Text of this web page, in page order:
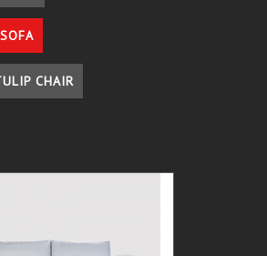
CHAIR